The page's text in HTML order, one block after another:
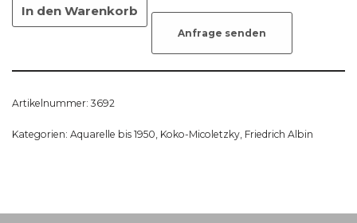
In den Warenkorb
Anfrage senden
Artikelnummer: 3692
Kategorien: Aquarelle bis 1950, Koko-Micoletzky, Friedrich Albin